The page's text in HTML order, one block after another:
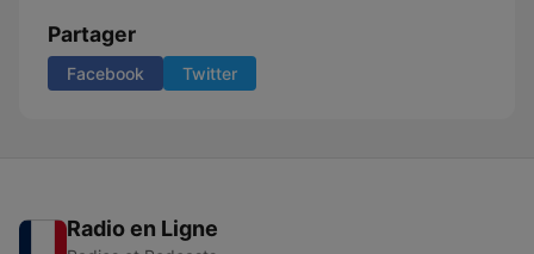
Partager
Facebook Twitter
Radio en Ligne